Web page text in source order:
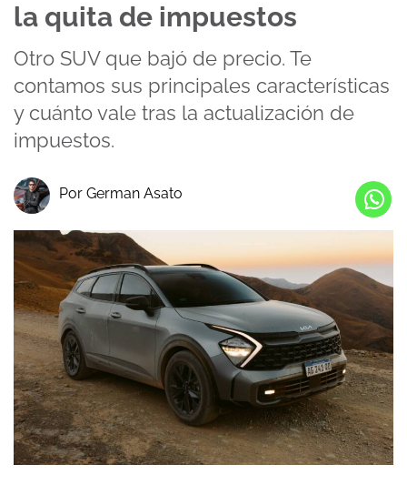
la quita de impuestos
Otro SUV que bajó de precio. Te
contamos sus principales características
y cuánto vale tras la actualización de
impuestos.
Por German Asato